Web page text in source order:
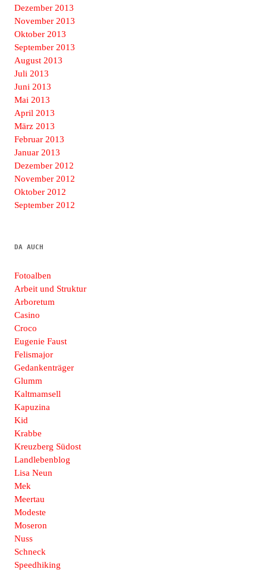
Dezember 2013
November 2013
Oktober 2013
September 2013
August 2013
Juli 2013
Juni 2013
Mai 2013
April 2013
März 2013
Februar 2013
Januar 2013
Dezember 2012
November 2012
Oktober 2012
September 2012
DA AUCH
Fotoalben
Arbeit und Struktur
Arboretum
Casino
Croco
Eugenie Faust
Felismajor
Gedankenträger
Glumm
Kaltmamsell
Kapuzina
Kid
Krabbe
Kreuzberg Südost
Landlebenblog
Lisa Neun
Mek
Meertau
Modeste
Moseron
Nuss
Schneck
Speedhiking